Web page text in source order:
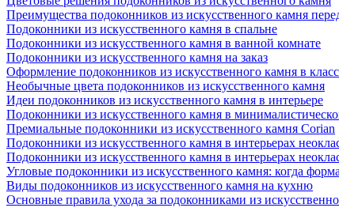
Преимущества подоконников из искусственного камня
Подоконники из искусственного камня в спальне
Подоконники из искусственного камня в ванной комнате
Подоконники из искусственного камня на заказ
Оформление подоконников из искусственного камня в
Необычные цвета подоконников из искусственного камня
Идеи подоконников из искусственного камня в интерьере
Подоконники из искусственного камня в
Премиальные подоконники из искусственного камня Corian
Подоконники из искусственного камня в интерьерах
Подоконники из искусственного камня в интерьерах
Угловые подоконники из искусственного камня: когда
Виды подоконников из искусственного камня на кухню
Основные правила ухода за подоконниками из